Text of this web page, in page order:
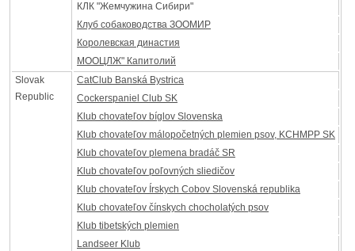
КЛК "Жемчужина Сибири"
Клуб собаководства ЗООМИР
Королевская династия
МООЦЛЖ" Капитолий
Slovak
Republic
CatClub Banská Bystrica
Cockerspaniel Club SK
Klub chovateľov bíglov Slovenska
Klub chovateľov málopočetných plemien psov, KCHMPP SK
Klub chovateľov plemena bradáč SR
Klub chovateľov poľovných sliedičov
Klub chovateľov Írskych Cobov Slovenská republika
Klub chovateľov čínskych chocholatých psov
Klub tibetských plemien
Landseer Klub